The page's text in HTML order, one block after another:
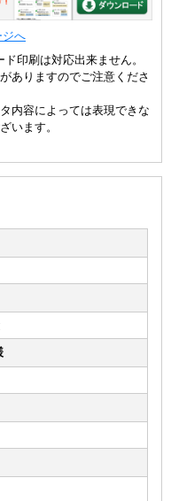
ジへ
印刷は対応出来ません。
ありますのでご注意くださ
内容によっては表現できな
います。